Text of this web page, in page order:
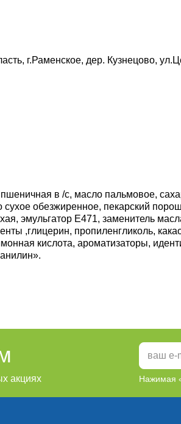
г.Раменское, дер. Кузнецово,
в /с, масло пальмовое,
сухое обезжиренное, пекарский
эмульгатор Е471, заменитель
,глицерин, пропиленгликоль,
кислота, ароматизаторы,
акциях Нажимая